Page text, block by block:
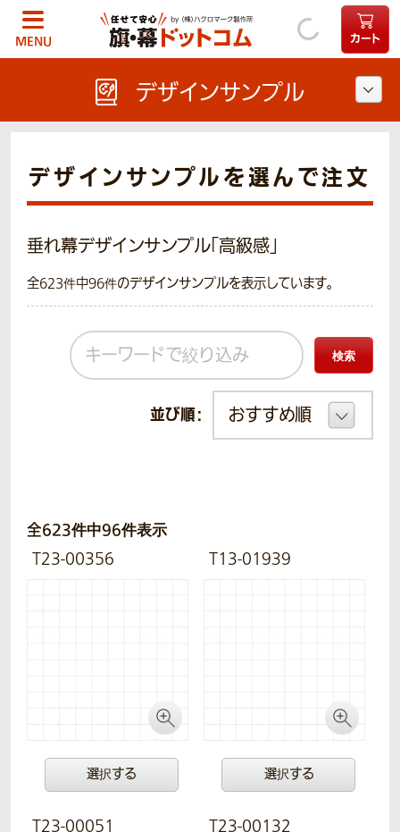
MENU カート
デザインサンプルを選んで注文
垂れ幕デザインサンプル「高級感」
全623件中96件のデザインサンプルを表示しています。
検索
並び順：
全623件中96件表示
T23-00356
選択する
T13-01939
選択する
T23-00051 T23-00132
デザインサンプル